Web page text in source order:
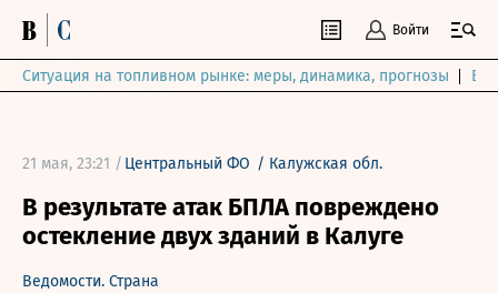
Войти
Ситуация на топливном рынке: меры, динамика, прогнозы
21 мая, 23:21 / Центральный ФО / Калужская обл.
В результате атак БПЛА повреждено
остекление двух зданий в Калуге
Ведомости. Страна